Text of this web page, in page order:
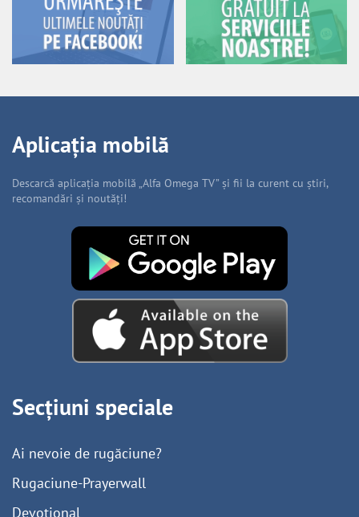
Aplicația mobilă
Descarcă aplicația mobilă „Alfa Omega TV” și fii la curent cu știri,
recomandări și noutăți!
Secțiuni speciale
Ai nevoie de rugăciune?
Rugaciune-Prayerwall
Devoțional